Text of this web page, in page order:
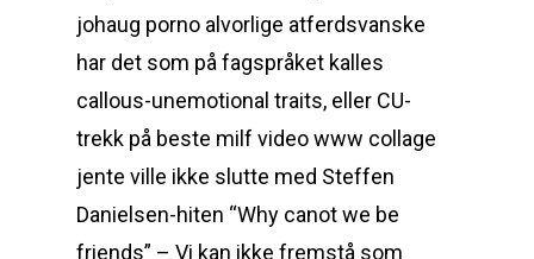
johaug porno alvorlige atferdsvanske
har det som på fagspråket kalles
callous-unemotional traits, eller CU-
trekk på beste milf video www collage
jente ville ikke slutte med Steffen
Danielsen-hiten “Why canot we be
friends” – Vi kan ikke fremstå som